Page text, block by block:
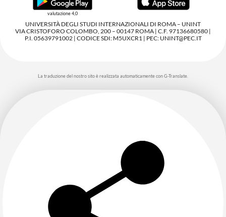
valutazione 4,0
UNIVERSITÀ DEGLI STUDI INTERNAZIONALI DI ROMA – UNINT
VIA CRISTOFORO COLOMBO, 200 – 00147 ROMA | C.F. 97136680580 |
P.I. 05639791002 | CODICE SDI: M5UXCR1 | PEC: UNINT@PEC.IT
La traduzione del nostro sito è realizzata automaticamente con G-Translate.